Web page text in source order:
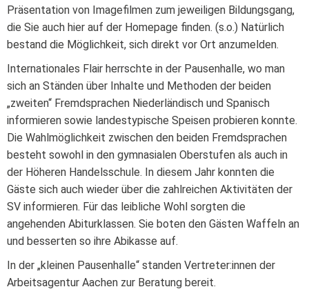
Präsentation von Imagefilmen zum jeweiligen Bildungsgang,
die Sie auch hier auf der Homepage finden. (s.o.) Natürlich
bestand die Möglichkeit, sich direkt vor Ort anzumelden.
Internationales Flair herrschte in der Pausenhalle, wo man
sich an Ständen über Inhalte und Methoden der beiden
„zweiten“ Fremdsprachen Niederländisch und Spanisch
informieren sowie landestypische Speisen probieren konnte.
Die Wahlmöglichkeit zwischen den beiden Fremdsprachen
besteht sowohl in den gymnasialen Oberstufen als auch in
der Höheren Handelsschule. In diesem Jahr konnten die
Gäste sich auch wieder über die zahlreichen Aktivitäten der
SV informieren. Für das leibliche Wohl sorgten die
angehenden Abiturklassen. Sie boten den Gästen Waffeln an
und besserten so ihre Abikasse auf.
In der „kleinen Pausenhalle“ standen Vertreter:innen der
Arbeitsagentur Aachen zur Beratung bereit.